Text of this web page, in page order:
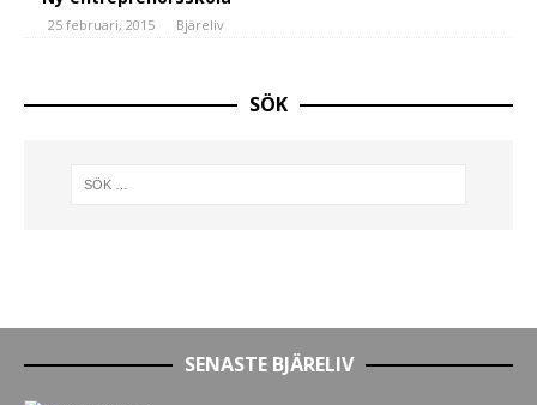
25 februari, 2015 Bjäreliv
SÖK
SENASTE BJÄRELIV